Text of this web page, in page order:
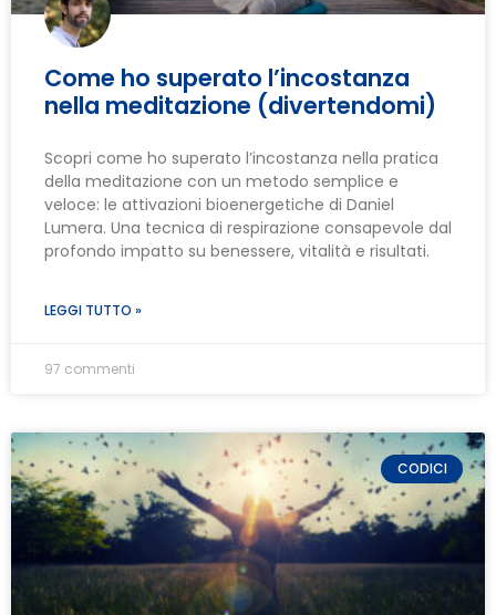
Come ho superato l’incostanza
nella meditazione (divertendomi)
Scopri come ho superato l’incostanza nella pratica
della meditazione con un metodo semplice e
veloce: le attivazioni bioenergetiche di Daniel
Lumera. Una tecnica di respirazione consapevole dal
profondo impatto su benessere, vitalità e risultati.
LEGGI TUTTO »
97 commenti
CODICI